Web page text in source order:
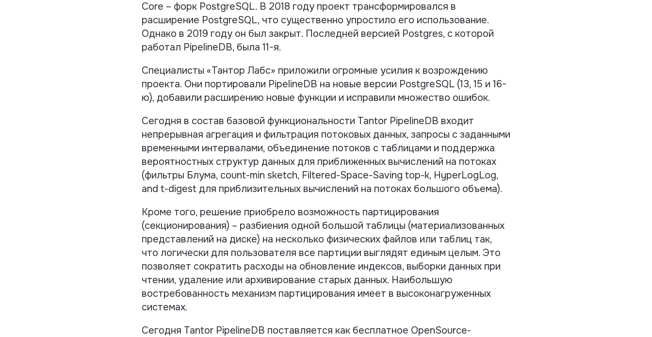
Core – форк PostgreSQL. В 2018 году проект трансформировался в
расширение PostgreSQL, что существенно упростило его использование.
Однако в 2019 году он был закрыт. Последней версией Postgres, с которой
работал PipelineDB, была 11-я.
Специалисты «Тантор Лабс» приложили огромные усилия к возрождению
проекта. Они портировали PipelineDB на новые версии PostgreSQL (13, 15 и 16-
ю), добавили расширению новые функции и исправили множество ошибок.
Сегодня в состав базовой функциональности Tantor PipelineDB входит
непрерывная агрегация и фильтрация потоковых данных, запросы с заданными
временными интервалами, объединение потоков c таблицами и поддержка
вероятностных структур данных для приближенных вычислений на потоках
(фильтры Блума, count-min sketch, Filtered-Space-Saving top-k, HyperLogLog,
and t-digest для приблизительных вычислений на потоках большого объема).
Кроме того, решение приобрело возможность партицирования
(секционирования) – разбиения одной большой таблицы (материализованных
представлений на диске) на несколько физических файлов или таблиц так,
что логически для пользователя все партиции выглядят единым целым. Это
позволяет сократить расходы на обновление индексов, выборки данных при
чтении, удаление или архивирование старых данных. Наибольшую
востребованность механизм партицирования имеет в высоконагруженных
системах.
Сегодня Tantor PipelineDB поставляется как бесплатное OpenSource-